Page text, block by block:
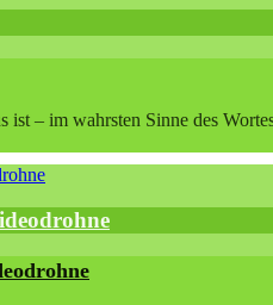
ist – im wahrsten Sinne des